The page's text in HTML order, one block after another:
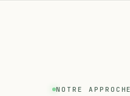
NOTRE APPROCHE